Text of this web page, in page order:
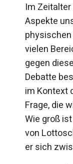
Im
Aspekte
vielen
gegen
Debatte
im Kontext
Frage, die
Wie groß
von
er sich